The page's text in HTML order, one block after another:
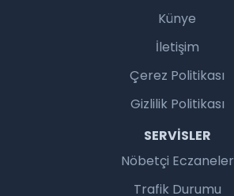
Künye
İletişim
Çerez Politikası
Gizlilik Politikası
SERVISLER
Nöbetçi Eczaneler
Trafik Durumu